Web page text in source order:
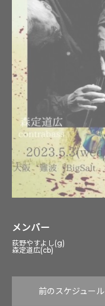
メンバー
荻野やすよし(g)
森定道広(cb)
前のスケジュール